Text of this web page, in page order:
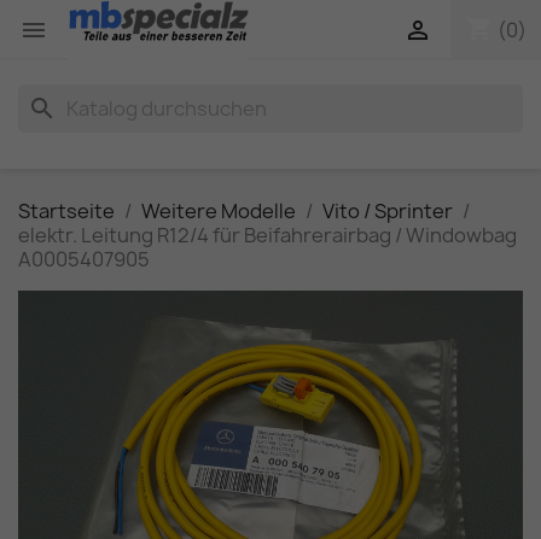
 (0)

search
Startseite Weitere Modelle
Vito / Sprinter
elektr. Leitung R12/4 für Beifahrerairbag / Windowbag
A0005407905